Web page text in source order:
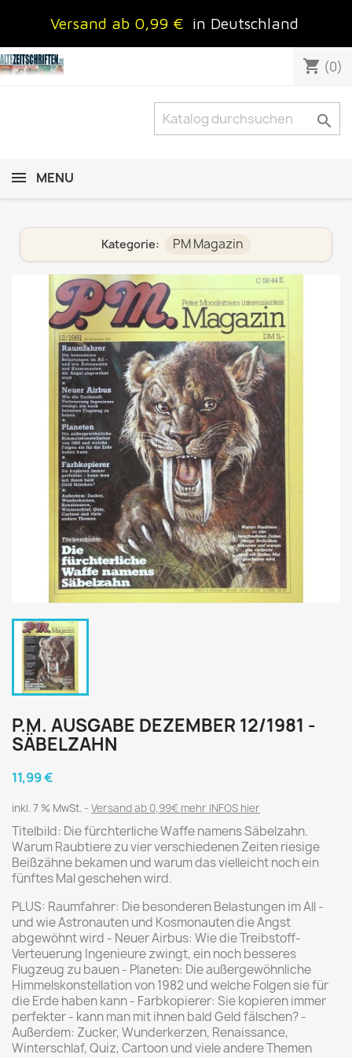
Versand ab 0,99 € in Deutschland
shopping_cart (0)

MENU
Kategorie: PM Magazin
P.M. AUSGABE DEZEMBER 12/1981 -
SÄBELZAHN
11,99 €
inkl. 7 % MwSt. Versand ab 0,99€ mehr INFOS hier
Titelbild: Die fürchterliche Waffe namens Säbelzahn.
Warum Raubtiere zu vier verschiedenen Zeiten riesige
Beißzähne bekamen und warum das vielleicht noch ein
fünftes Mal geschehen wird.
PLUS: Raumfahrer: Die besonderen Belastungen im All -
und wie Astronauten und Kosmonauten die Angst
abgewöhnt wird - Neuer Airbus: Wie die Treibstoff-
Verteuerung Ingenieure zwingt, ein noch besseres
Flugzeug zu bauen - Planeten: Die außergewöhnliche
Himmelskonstellation von 1982 und welche Folgen sie für
die Erde haben kann - Farbkopierer: Sie kopieren immer
perfekter - kann man mit ihnen bald Geld fälschen? -
Außerdem: Zucker, Wunderkerzen, Renaissance,
Winterschlaf, Quiz, Cartoon und viele andere Themen